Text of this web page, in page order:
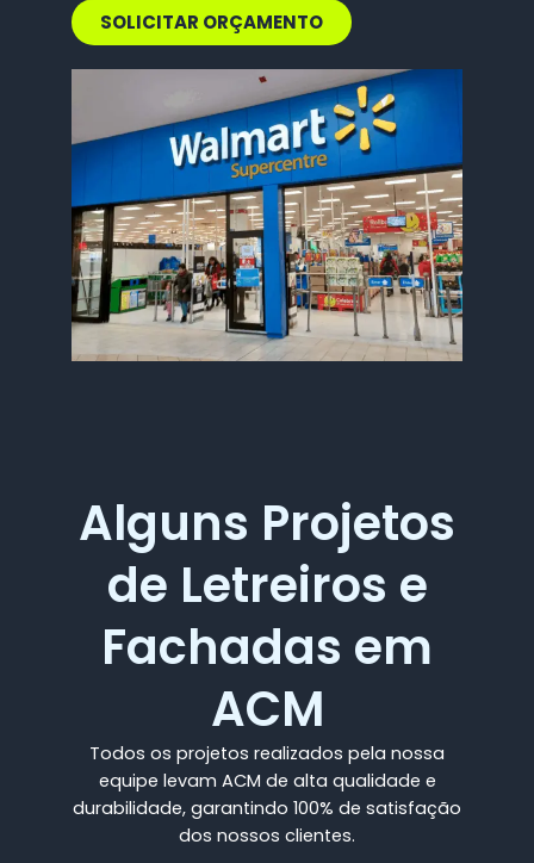
SOLICITAR ORÇAMENTO
Alguns Projetos
de Letreiros e
Fachadas em
ACM
Todos os projetos realizados pela nossa
equipe levam ACM de alta qualidade e
durabilidade, garantindo 100% de satisfação
dos nossos clientes.